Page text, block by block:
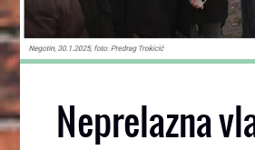
Neprelazna